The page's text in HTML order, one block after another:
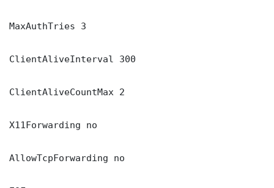
MaxAuthTries 3
ClientAliveInterval 300
ClientAliveCountMax 2
X11Forwarding no
AllowTcpForwarding no